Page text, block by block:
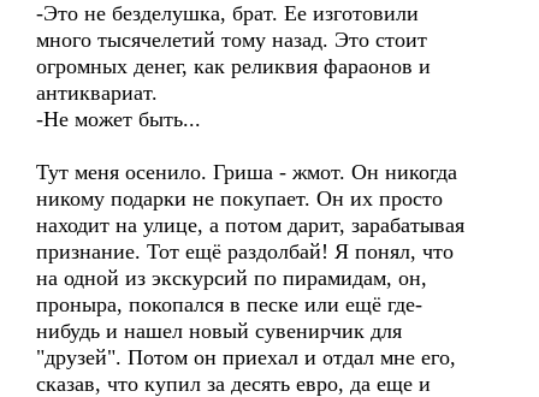
-Это не безделушка, брат. Ее изготовили
много тысячелетий тому назад. Это стоит
огромных денег, как реликвия фараонов и
антиквариат.
-Не может быть...
Тут меня осенило. Гриша - жмот. Он никогда
никому подарки не покупает. Он их просто
находит на улице, а потом дарит, зарабатывая
признание. Тот ещё раздолбай! Я понял, что
на одной из экскурсий по пирамидам, он,
проныра, покопался в песке или ещё где-
нибудь и нашел новый сувенирчик для
"друзей". Потом он приехал и отдал мне его,
сказав, что купил за десять евро, да еще и